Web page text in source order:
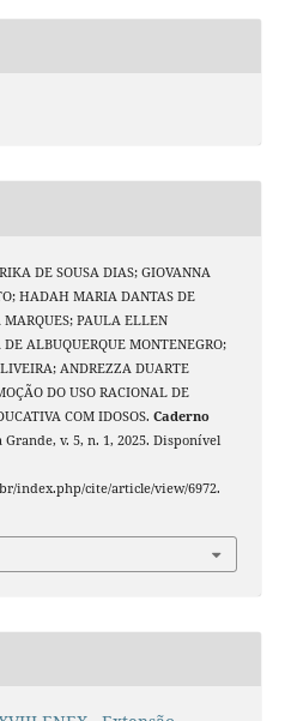
DE SOUSA DIAS; GIOVANNA
HADAH MARIA DANTAS DE
PAULA ELLEN
ALBUQUERQUE MONTENEGRO;
ANDREZZA DUARTE
DO USO RACIONAL DE
COM IDOSOS. Caderno
Grande, v. 5, n. 1, 2025. Disponível
index.php/cite/article/view/6972.